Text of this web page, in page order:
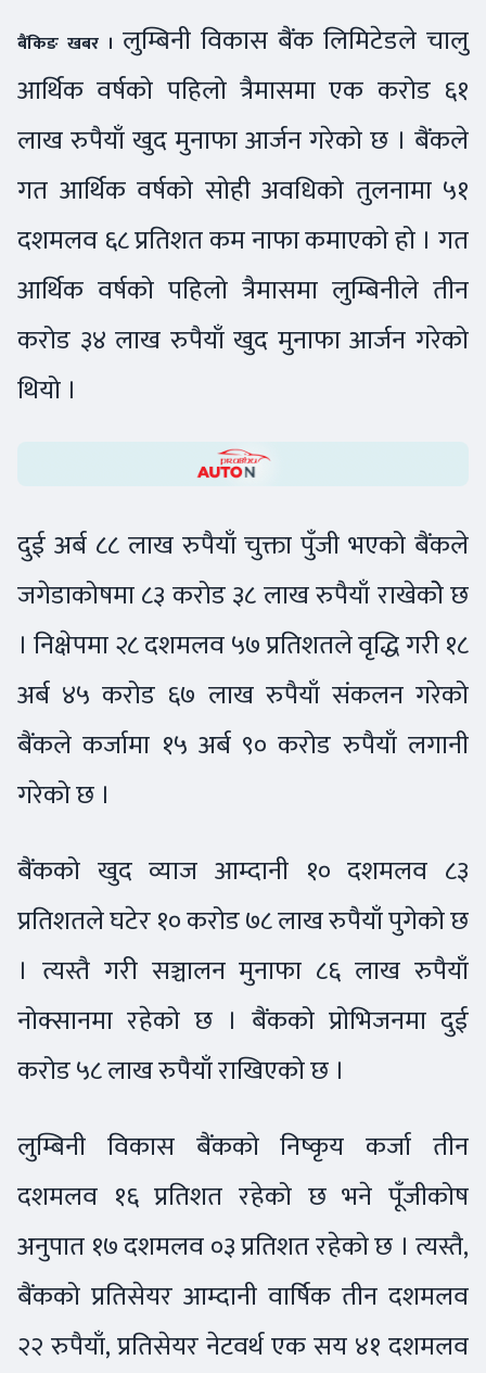
बैंकिङ खबर । लुम्बिनी विकास बैंक लिमिटेडले चालु
आर्थिक वर्षको पहिलो त्रैमासमा एक करोड ६१
लाख रुपैयाँ खुद मुनाफा आर्जन गरेको छ । बैंकले
गत आर्थिक वर्षको सोही अवधिको तुलनामा ५१
दशमलव ६८ प्रतिशत कम नाफा कमाएको हो । गत
आर्थिक वर्षको पहिलो त्रैमासमा लुम्बिनीले तीन
करोड ३४ लाख रुपैयाँ खुद मुनाफा आर्जन गरेको
थियो ।
दुई अर्ब ८८ लाख रुपैयाँ चुक्ता पुँजी भएको बैंकले
जगेडाकोषमा ८३ करोड ३८ लाख रुपैयाँ राखेकोे छ
। निक्षेपमा २८ दशमलव ५७ प्रतिशतले वृद्धि गरी १८
अर्ब ४५ करोड ६७ लाख रुपैयाँ संकलन गरेको
बैंकले कर्जामा १५ अर्ब ९० करोड रुपैयाँ लगानी
गरेको छ ।
बैंकको खुद व्याज आम्दानी १० दशमलव ८३
प्रतिशतले घटेर १० करोड ७८ लाख रुपैयाँ पुगेको छ
। त्यस्तै गरी सञ्चालन मुनाफा ८६ लाख रुपैयाँ
नोक्सानमा रहेको छ । बैंकको प्रोभिजनमा दुई
करोड ५८ लाख रुपैयाँ राखिएको छ ।
लुम्बिनी विकास बैंकको निष्कृय कर्जा तीन
दशमलव १६ प्रतिशत रहेको छ भने पूँजीकोष
अनुपात १७ दशमलव ०३ प्रतिशत रहेको छ । त्यस्तै,
बैंकको प्रतिसेयर आम्दानी वार्षिक तीन दशमलव
२२ रुपैयाँ, प्रतिसेयर नेटवर्थ एक सय ४१ दशमलव